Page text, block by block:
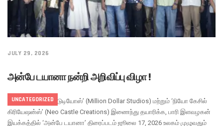
UNCATEGORIZED
JULY 29, 2026
அன்பே டயானா நன்றி அறிவிப்பு விழா !
‘மில்லியன் டாலர் ஸ்டுடியோஸ்’ (Million Dollar Studios) மற்றும் ‘நியோ கேசில்
கிரியேஷன்ஸ்’ (Neo Castle Creations) இணைந்து தயாரிக்க, பாரி இளவழகன்
இயக்கத்தில் ‘அன்பே டயானா’ திரைப்படம் ஜூலை 17, 2026 உலகம் முழுவதும்